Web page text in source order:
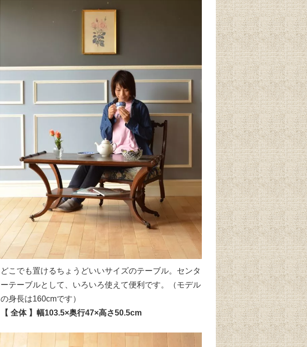
どこでも置けるちょうどいいサイズのテーブル。センタ
ーテーブルとして、いろいろ使えて便利です。（モデル
の身長は160cmです）
【 全体 】幅103.5×奥行47×高さ50.5cm